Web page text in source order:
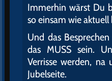
Immerhin wärst Du
so einsam wie
Und das
das MUSS sein.
Verrisse werden,
Jubelseite.